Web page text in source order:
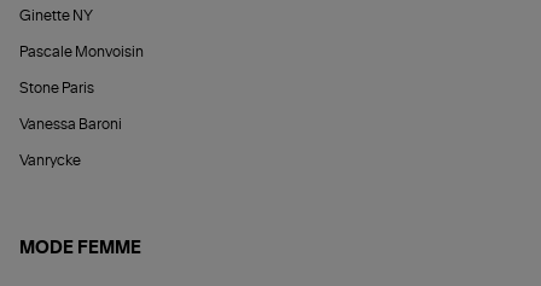
Ginette NY
Pascale Monvoisin
Stone Paris
Vanessa Baroni
Vanrycke
MODE FEMME